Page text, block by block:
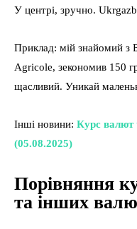
У центрі, зручно.
Приклад: мій знайомий з
Agricole, зекономив 150
щасливий. Уникай
Інші новини: Курс
(05.08.2025)
Порівняння
та інших